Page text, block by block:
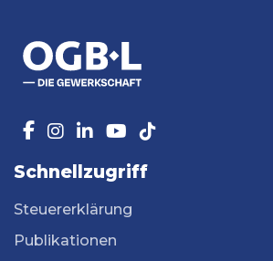
Schnellzugriff
Steuererklärung
Publikationen